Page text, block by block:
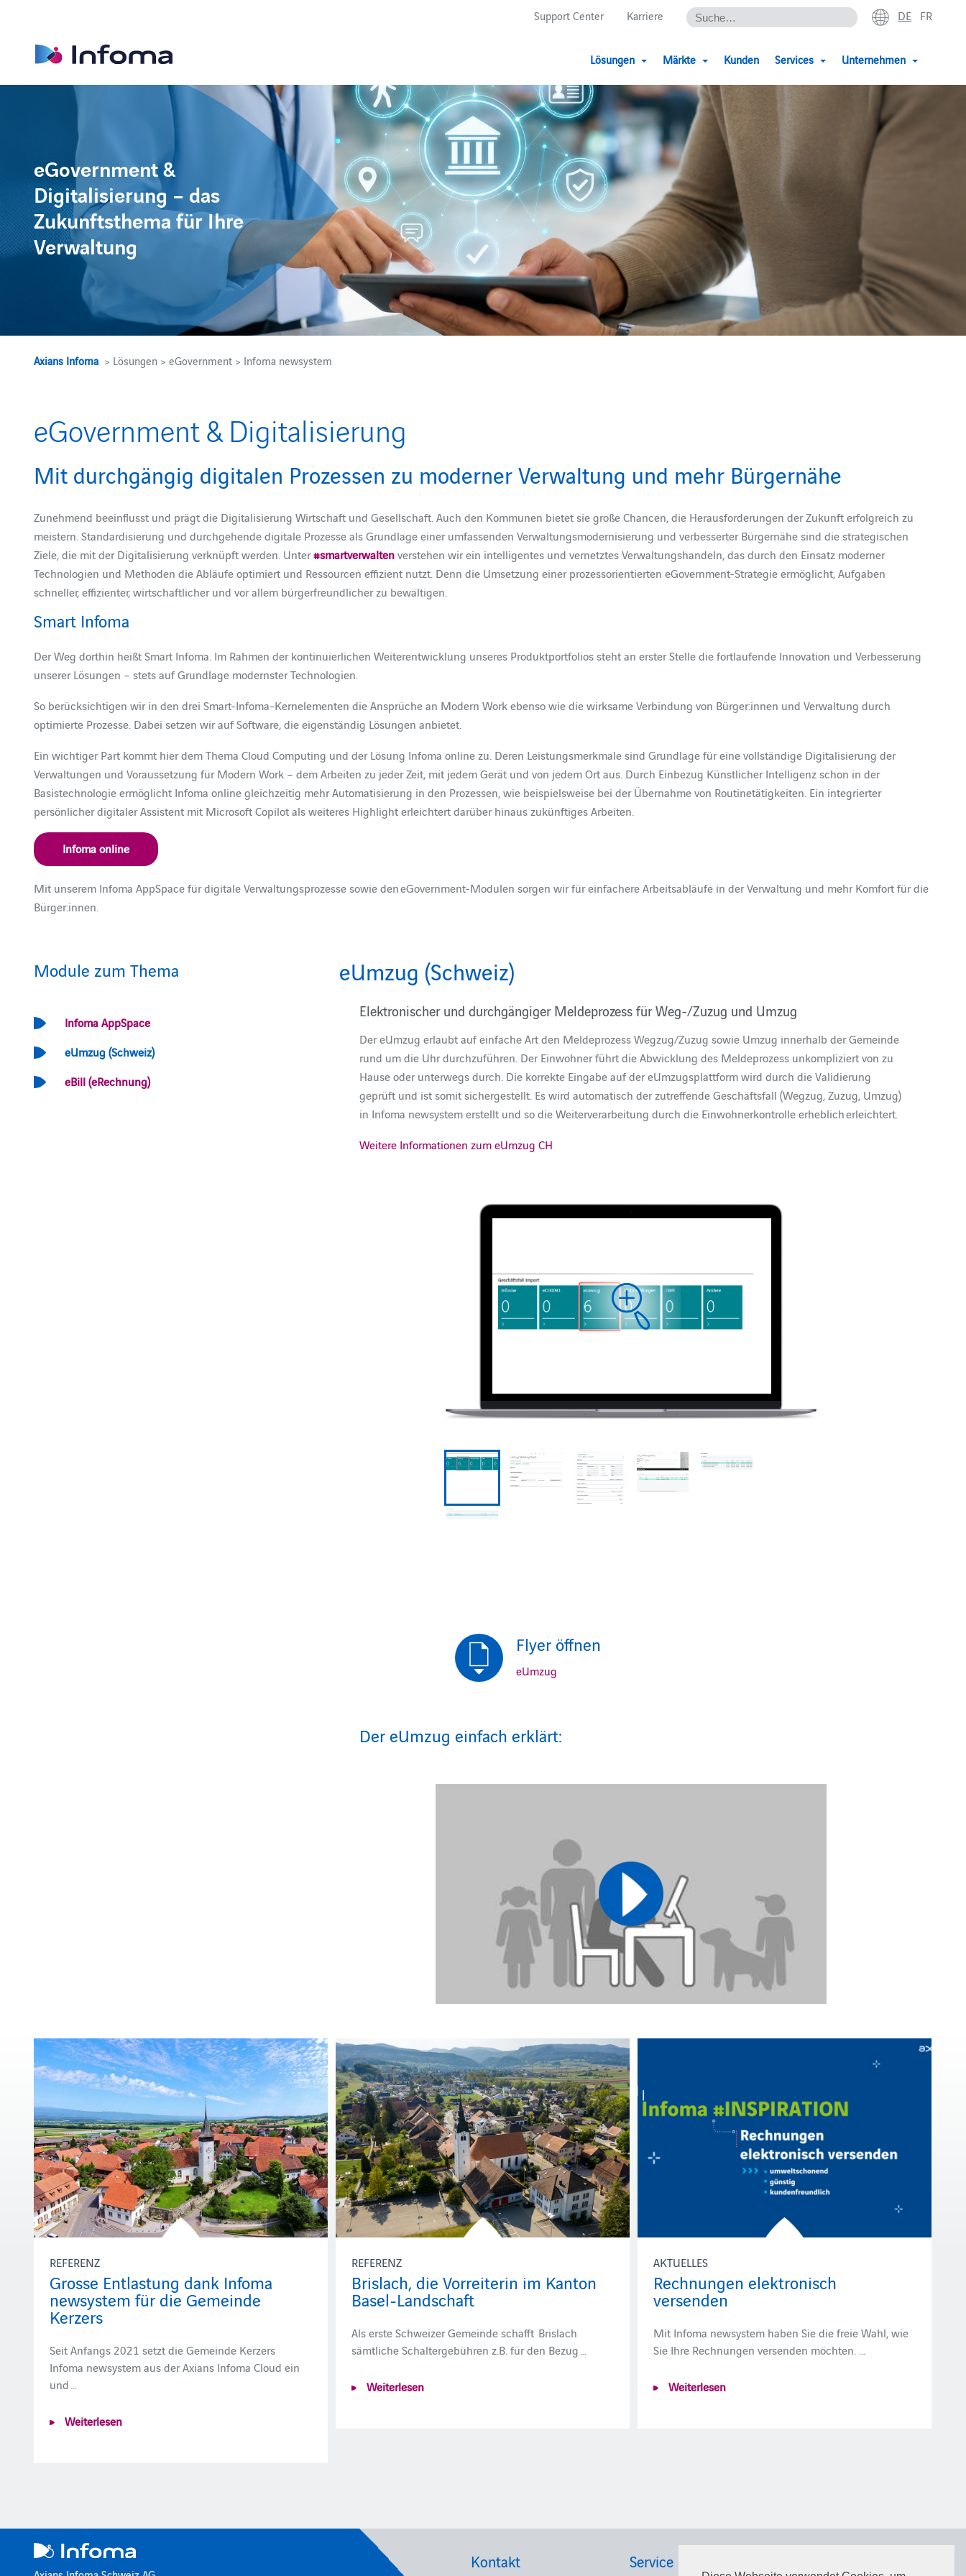
Support Center Karriere DE FR
Lösungen Märkte Kunden Services Unternehmen
eGovernment &
Digitalisierung – das
Zukunftsthema für Ihre
Verwaltung
Axians Infoma > Lösungen > eGovernment > Infoma newsystem
eGovernment & Digitalisierung
Mit durchgängig digitalen Prozessen zu moderner Verwaltung und mehr Bürgernähe
Zunehmend beeinflusst und prägt die Digitalisierung Wirtschaft und Gesellschaft. Auch den Kommunen bietet sie große Chancen, die Herausforderungen der Zukunft erfolgreich zu
meistern. Standardisierung und durchgehende digitale Prozesse als Grundlage einer umfassenden Verwaltungsmodernisierung und verbesserter Bürgernähe sind die strategischen
Ziele, die mit der Digitalisierung verknüpft werden. Unter#smartverwaltenverstehen wir ein intelligentes und vernetztes Verwaltungshandeln, das durch den Einsatz moderner
Technologien und Methoden die Abläufe optimiert und Ressourcen effizient nutzt. Denn die Umsetzung einer prozessorientierten eGovernment-Strategie ermöglicht, Aufgaben
schneller, effizienter, wirtschaftlicher und vor allem bürgerfreundlicher zu bewältigen.
Smart Infoma
Der Weg dorthin heißt Smart Infoma. Im Rahmen der kontinuierlichen Weiterentwicklung unseres Produktportfolios steht an erster Stelle die fortlaufende Innovation und Verbesserung
unserer Lösungen – stets auf Grundlage modernster Technologien.
So berücksichtigen wir in den drei Smart-Infoma-Kernelementen die Ansprüche an Modern Work ebenso wie die wirksame Verbindung von Bürger:innen und Verwaltung durch
optimierte Prozesse. Dabei setzen wir auf Software, die eigenständig Lösungen anbietet.
Ein wichtiger Part kommt hier dem Thema Cloud Computing und der Lösung Infoma online zu. Deren Leistungsmerkmale sind Grundlage für eine vollständige Digitalisierung der
Verwaltungen und Voraussetzung für Modern Work – dem Arbeiten zu jeder Zeit, mit jedem Gerät und von jedem Ort aus. Durch Einbezug Künstlicher Intelligenz schon in der
Basistechnologie ermöglicht Infoma online gleichzeitig mehr Automatisierung in den Prozessen, wie beispielsweise bei der Übernahme von Routinetätigkeiten. Ein integrierter
persönlicher digitaler Assistent mit Microsoft Copilot als weiteres Highlight erleichtert darüber hinaus zukünftiges Arbeiten.
Infoma online
Mit unserem Infoma AppSpace für digitale Verwaltungsprozesse sowie den eGovernment-Modulen sorgen wir für einfachere Arbeitsabläufe in der Verwaltung und mehr Komfort für die
Bürger:innen.
Module zum Thema
Infoma AppSpace
eUmzug (Schweiz)
eBill (eRechnung)
eUmzug (Schweiz)
Elektronischer und durchgängiger Meldeprozess für Weg-/Zuzug und Umzug
Der eUmzug erlaubt auf einfache Art den Meldeprozess Wegzug/Zuzug sowie Umzug innerhalb der Gemeinde
rund um die Uhr durchzuführen. Der Einwohner führt die Abwicklung des Meldeprozess unkompliziert von zu
Hause oder unterwegs durch. Die korrekte Eingabe auf der eUmzugsplattform wird durch die Validierung
geprüft und ist somit sichergestellt. Es wird automatisch der zutreffende Geschäftsfall (Wegzug, Zuzug, Umzug)
in Infoma newsystem erstellt und so die Weiterverarbeitung durch die Einwohnerkontrolle erheblich erleichtert.
Weitere Informationen zum eUmzug CH
Flyer öffnen
eUmzug
Der eUmzug einfach erklärt:
REFERENZ
Grosse Entlastung dank Infoma
newsystem für die Gemeinde
Kerzers
Seit Anfangs 2021 setzt die Gemeinde Kerzers
Infoma newsystem aus der Axians Infoma Cloud ein
und …
Weiterlesen
REFERENZ
Brislach, die Vorreiterin im Kanton
Basel-Landschaft
Als erste Schweizer Gemeinde schafft Brislach
sämtliche Schaltergebühren z.B. für den Bezug …
Weiterlesen
AKTUELLES
Rechnungen elektronisch
versenden
Mit Infoma newsystem haben Sie die freie Wahl, wie
Sie Ihre Rechnungen versenden möchten. …
Weiterlesen
Kontakt Service